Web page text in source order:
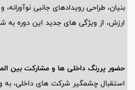
بنیان، طراحی رویدادهای جانبی
ارزش، از ویژگی های جدید این دوره به
حضور پررنگ داخلی ها و مشارکت بین
استقبال چشمگیر شرکت های داخلی، به